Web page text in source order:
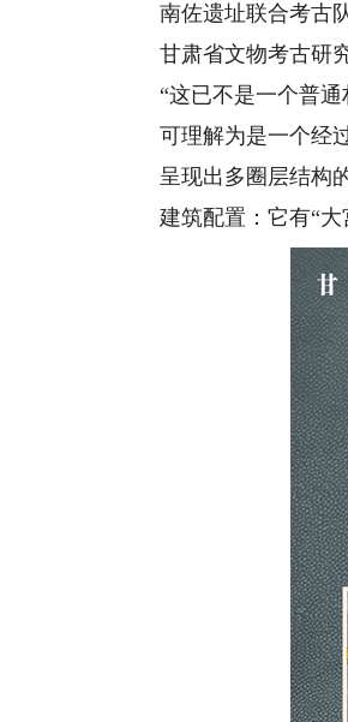
南佐遗址联合考古
甘肃省文物考古研究
“这已不是一个普通
可理解为是一个经过
呈现出多圈层结构
建筑配置：它有“大